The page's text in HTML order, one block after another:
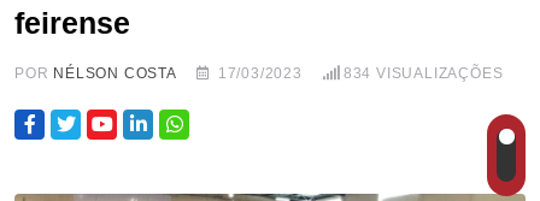
feirense
POR NÉLSON COSTA 17/03/2023 834 VISUALIZAÇÕES